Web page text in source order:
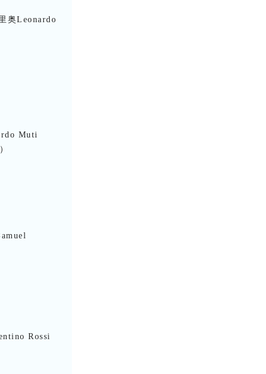
奥Leonardo
Muti
Rossi